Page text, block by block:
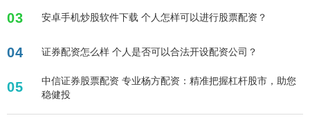
03 安卓手机炒股软件下载 个人怎样可以进行股票配资？
04 证券配资怎么样 个人是否可以合法开设配资公司？
05
中信证券股票配资 专业杨方配资：精准把握杠杆股市，助您
稳健投